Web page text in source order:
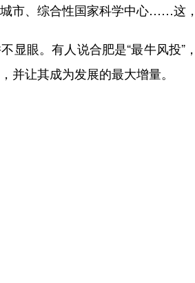
、综合性国家科学中心……这，
眼。有人说合肥是“最牛风投”
并让其成为发展的最大增量。